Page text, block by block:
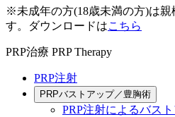
※未成年の方(18歳未満の方)は親
す。ダウンロードはこちら
PRP治療 PRP Therapy
PRP注射
PRPバストアップ／豊胸術
PRP注射によるバス